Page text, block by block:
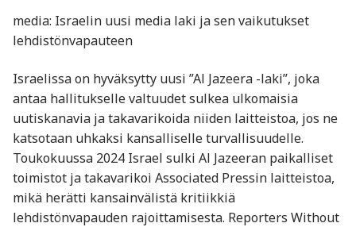
media: Israelin uusi media laki ja sen vaikutukset
lehdistönvapauteen
Israelissa on hyväksytty uusi ”Al Jazeera -laki”, joka
antaa hallitukselle valtuudet sulkea ulkomaisia
uutiskanavia ja takavarikoida niiden laitteistoa, jos ne
katsotaan uhkaksi kansalliselle turvallisuudelle.
Toukokuussa 2024 Israel sulki Al Jazeeran paikalliset
toimistot ja takavarikoi Associated Pressin laitteistoa,
mikä herätti kansainvälistä kritiikkiä
lehdistönvapauden rajoittamisesta. Reporters Without